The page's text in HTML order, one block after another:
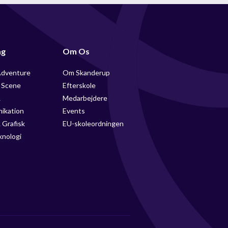
Grafisk
Om Os
Om Skanderup
Efterskole
Medarbejdere
Events
EU-skoleordningen